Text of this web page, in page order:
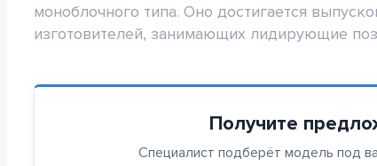
моноблочного типа. Оно достигается
изготовителей, занимающих лидирующие
Получите
Специалист подберёт модель под